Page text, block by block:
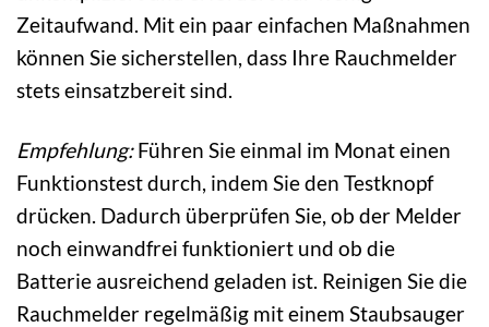
Zeitaufwand. Mit ein paar einfachen Maßnahmen
können Sie sicherstellen, dass Ihre Rauchmelder
stets einsatzbereit sind.
Empfehlung:Führen Sie einmal im Monat einen
Funktionstest durch, indem Sie den Testknopf
drücken. Dadurch überprüfen Sie, ob der Melder
noch einwandfrei funktioniert und ob die
Batterie ausreichend geladen ist. Reinigen Sie die
Rauchmelder regelmäßig mit einem Staubsauger